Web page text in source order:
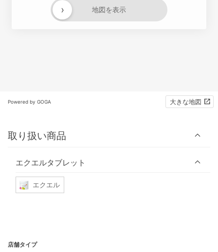
地図を表示
›
Powered by GOGA 大きな地図
取り扱い商品
エクエルタブレット
エクエル
店舗タイプ